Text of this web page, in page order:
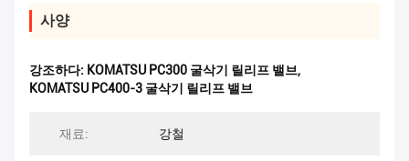
사양
강조하다: KOMATSU PC300 굴삭기 릴리프 밸브,
KOMATSU PC400-3 굴삭기 릴리프 밸브
재료: 강철